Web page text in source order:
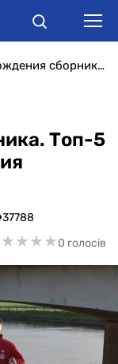
Ко дню рождения сборника. Топ-5 матчей в карьере Евгения Макаренко (видео)
Топ-5
37788
★★★★
★★★★0 голосів